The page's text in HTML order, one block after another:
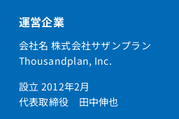
運営企業
会社名 株式会社サザンプラン
Thousandplan, Inc.
設立 2012年2月
代表取締役 田中伸也